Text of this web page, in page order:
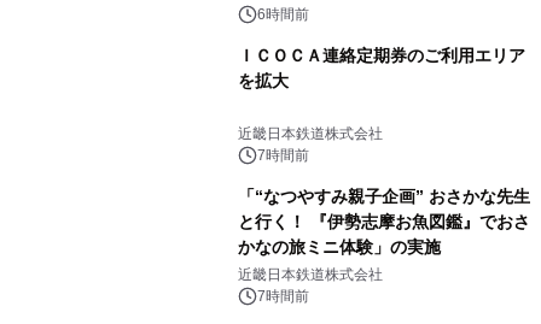
6時間前
ＩＣＯＣＡ連絡定期券のご利用エリア
を拡大
近畿日本鉄道株式会社
7時間前
「“なつやすみ親子企画” おさかな先生
と行く！ 『伊勢志摩お魚図鑑』でおさ
かなの旅ミニ体験」の実施
近畿日本鉄道株式会社
7時間前